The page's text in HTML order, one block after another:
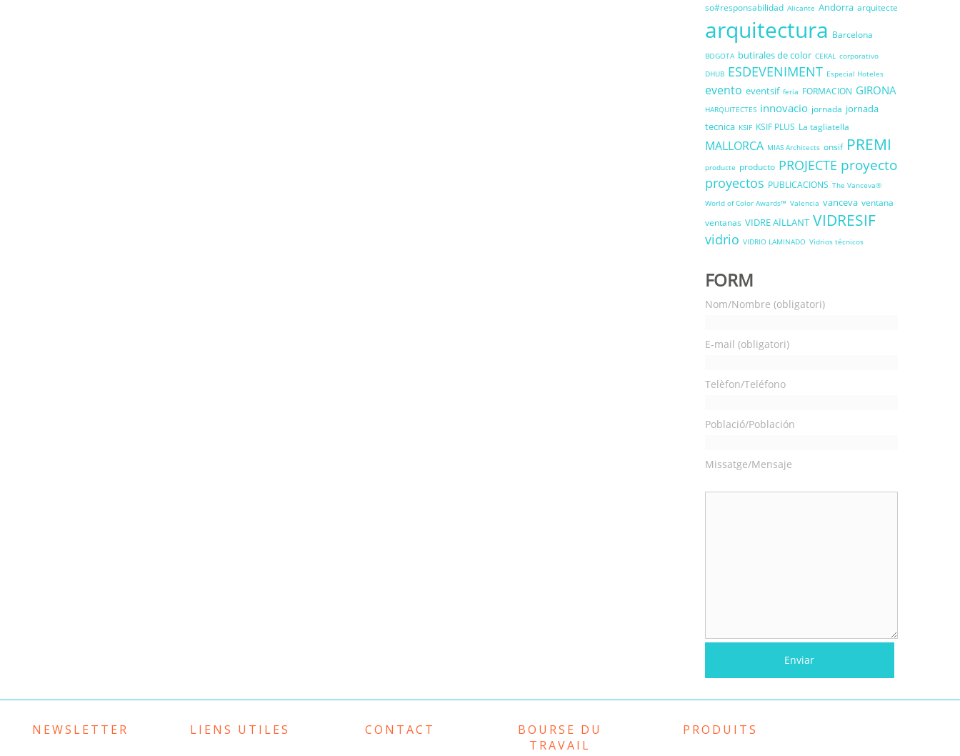
so#responsabilidad Alicante Andorra arquitecte
arquitectura Barcelona
BOGOTA butirales de color CEKAL corporativo
DHUB ESDEVENIMENT Especial Hoteles
evento eventsif feria FORMACION GIRONA
HARQUITECTES innovacio jornada jornada
tecnica KSIF KSIF PLUS La tagliatella
MALLORCA MIAS Architects onsif PREMI
producte producto PROJECTE proyecto
proyectos PUBLICACIONS The Vanceva®
World of Color Awards™ Valencia vanceva ventana
ventanas VIDRE AÏLLANT VIDRESIF
vidrio VIDRIO LAMINADO Vidrios técnicos
FORM
Nom/Nombre (obligatori)
E-mail (obligatori)
Telèfon/Teléfono
Població/Población
Missatge/Mensaje
NEWSLETTER LIENS UTILES CONTACT
BOURSE DU
TRAVAIL
PRODUITS